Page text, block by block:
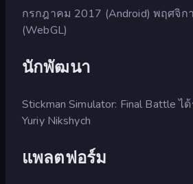
กรกฎาคม 2017 (Android) พฤศจิก
(WebGL)
นักพัฒนา
Stickman Simulator: Final Battle
Yuriy Nikshych
แพลตฟอร์ม